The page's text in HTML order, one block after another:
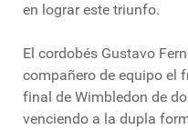
en lograr este triunfo.
El cordobés Gustavo
compañero de equipo el
final de Wimbledon de
venciendo a la dupla